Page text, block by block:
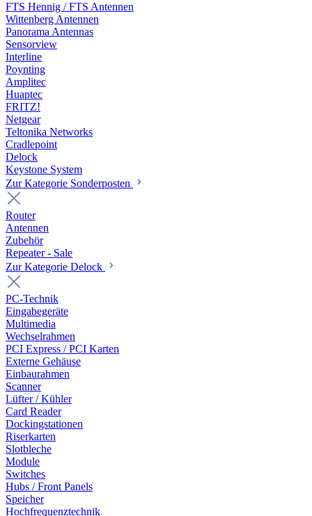
FTS Hennig / FTS Antennen
Wittenberg Antennen
Panorama Antennas
Sensorview
Interline
Poynting
Amplitec
Huaptec
FRITZ!
Netgear
Teltonika Networks
Cradlepoint
Delock
Keystone System
Zur Kategorie Sonderposten
Router
Antennen
Zubehör
Repeater - Sale
Zur Kategorie Delock
PC-Technik
Eingabegeräte
Multimedia
Wechselrahmen
PCI Express / PCI Karten
Externe Gehäuse
Einbaurahmen
Scanner
Lüfter / Kühler
Card Reader
Dockingstationen
Riserkarten
Slotbleche
Module
Switches
Hubs / Front Panels
Speicher
Hochfrequenztechnik